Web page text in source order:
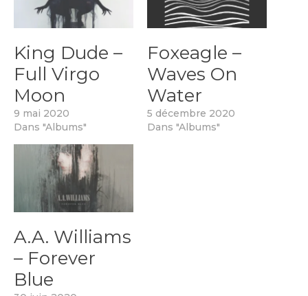
King Dude –
Full Virgo
Moon
9 mai 2020
Dans "Albums"
Foxeagle –
Waves On
Water
5 décembre 2020
Dans "Albums"
A.A. Williams
– Forever
Blue